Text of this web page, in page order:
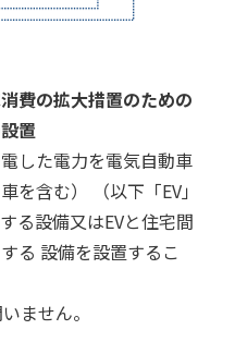
費の拡大措置のための
置
した電力を電気自動車
を含む）
（以下「EV」
る設備又はEVと住宅間
る 設備を設置するこ
ません。